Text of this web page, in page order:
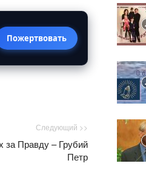
Пожертвовать
Следующий >>
за Правду – Грубий
Петр